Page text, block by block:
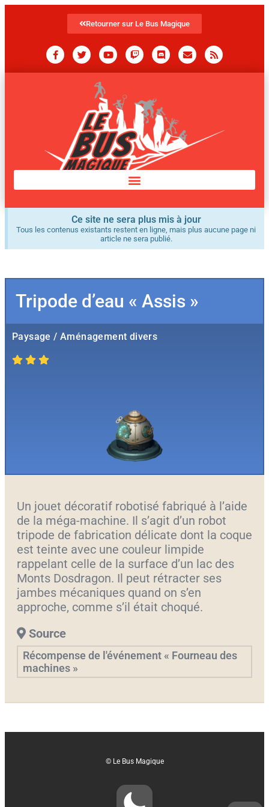
Retourner sur Le Bus Magique
Ce site ne sera plus mis à jour
Tous les contenus existants restent en ligne, mais plus aucune page ni
article ne sera publié.
Tripode d’eau « Assis »
Paysage / Aménagement divers
Un jouet décoratif robotisé fabriqué à l’aide
de la méga-machine. Il s’agit d’un robot
tripode de fabrication délicate dont la coque
est teinte avec une couleur limpide
rappelant celle de la surface d’un lac des
Monts Dosdragon. Il peut rétracter ses
jambes mécaniques quand on s’en
approche, comme s’il était choqué.
Source
Récompense de l'événement « Fourneau des
machines »
© Le Bus Magique